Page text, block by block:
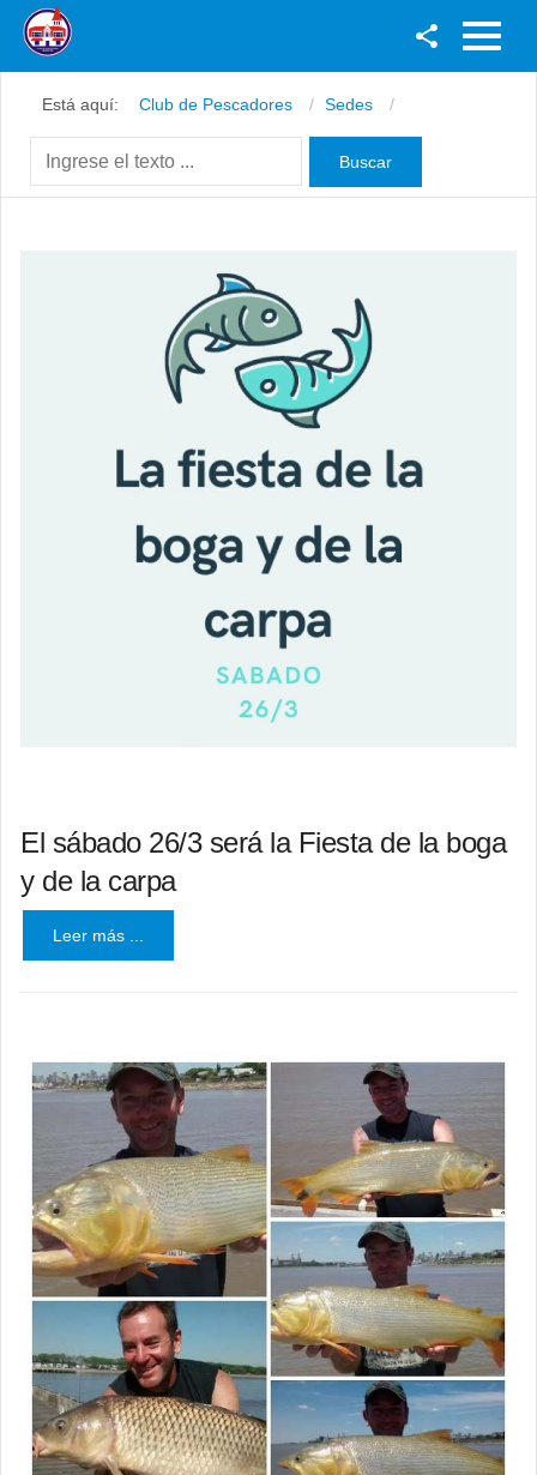
Youtube
Está aquí: Club de Pescadores Sedes
El sábado 26/3 será la Fiesta de la boga
y de la carpa
Leer más ...